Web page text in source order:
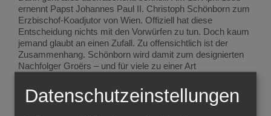
ernennt Papst Johannes Paul II. Christoph Schönborn zum
Erzbischof-Koadjutor von Wien. Offiziell hat diese
Entscheidung nichts mit den Vorwürfen zu tun. Doch kaum
jemand glaubt an einen Zufall. Zu offensichtlich ist der
Zusammenhang. Schönborn wird damit zum designierten
Nachfolger Groërs – und für viele zu einer Art
Als er am 15. Mai erstmals vor die Presse tritt, bleibt er
ruhig, fast zurückhaltend. Er spricht nicht von schnellen
Datenschutzeinstellungen